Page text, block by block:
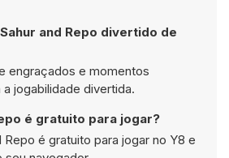
and Repo divertido de
engraçados e momentos
jogabilidade divertida.
é gratuito para jogar?
Repo é gratuito para jogar no Y8 e